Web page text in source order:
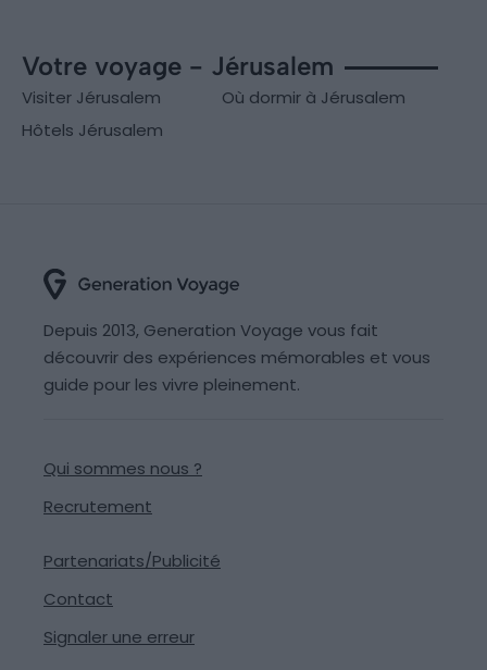
Votre voyage - Jérusalem
Visiter Jérusalem
Où dormir à Jérusalem
Hôtels Jérusalem
Depuis 2013, Generation Voyage vous fait
découvrir des expériences mémorables et vous
guide pour les vivre pleinement.
Qui sommes nous ?
Recrutement
Partenariats/Publicité
Contact
Signaler une erreur